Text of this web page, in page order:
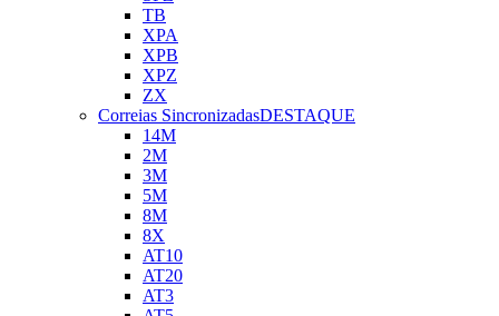
TB
XPA
XPB
XPZ
ZX
Correias SincronizadasDESTAQUE
14M
2M
3M
5M
8M
8X
AT10
AT20
AT3